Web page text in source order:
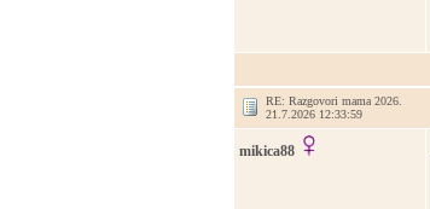
RE: Razgovori mama 2026.
21.7.2026 12:33:59
mikica88